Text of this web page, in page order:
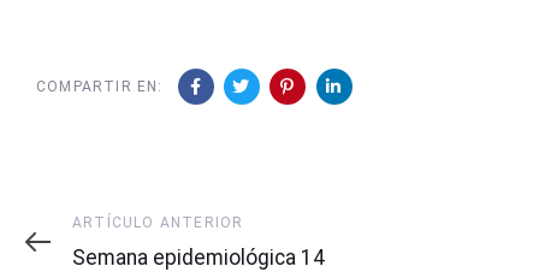
COMPARTIR EN:
Artículo
Anterior
ARTÍCULO ANTERIOR
Semana epidemiológica 14